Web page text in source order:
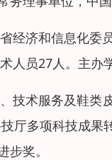
经济和信息化委
人员27人。主办
技术服务及鞋类
厅多项科技成
奖。